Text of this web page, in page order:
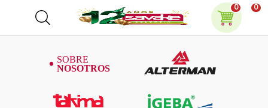
0 0